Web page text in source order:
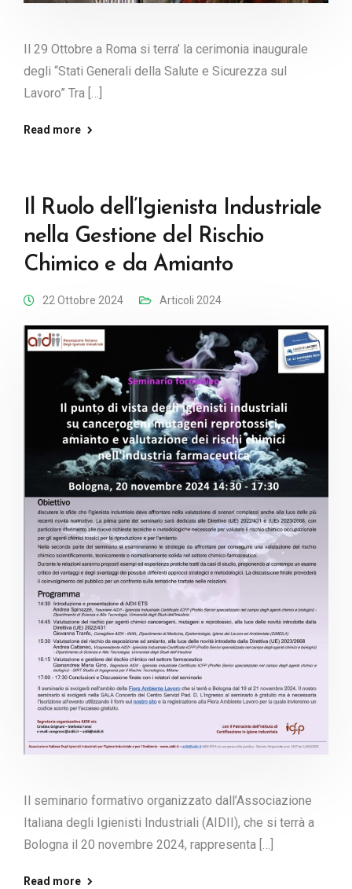
Il 29 Ottobre a Roma si terra’ la cerimonia inaugurale
degli “Stati Generali della Salute e Sicurezza sul
Lavoro” Tra […]
Read more
Il Ruolo dell’Igienista Industriale
nella Gestione del Rischio
Chimico e da Amianto
22 Ottobre 2024 Articoli 2024
Il seminario formativo organizzato dall’Associazione
Italiana degli Igienisti Industriali (AIDII), che si terrà a
Bologna il 20 novembre 2024, rappresenta […]
Read more